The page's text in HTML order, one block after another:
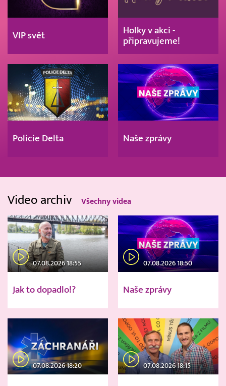
VIP svět
Holky v akci -
připravujeme!
Policie Delta Naše zprávy
Video archiv Všechny videa
07.08.2026 18:55
Jak to dopadlo!?
07.08.2026 18:50
Naše zprávy
07.08.2026 18:20 07.08.2026 18:15